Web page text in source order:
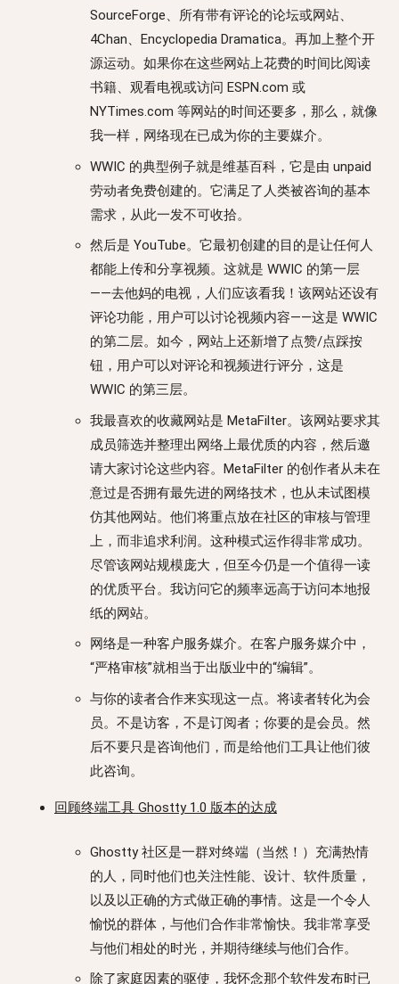
SourceForge、所有带有评论的论坛或网站、
4Chan、Encyclopedia Dramatica。再加上整个开
源运动。如果你在这些网站上花费的时间比阅读
书籍、观看电视或访问 ESPN.com 或
NYTimes.com 等网站的时间还要多，那么，就像
我一样，网络现在已成为你的主要媒介。
WWIC 的典型例子就是维基百科，它是由 unpaid
劳动者免费创建的。它满足了人类被咨询的基本
需求，从此一发不可收拾。
然后是 YouTube。它最初创建的目的是让任何人
都能上传和分享视频。这就是 WWIC 的第一层
——去他妈的电视，人们应该看我！该网站还设有
评论功能，用户可以讨论视频内容——这是 WWIC
的第二层。如今，网站上还新增了点赞/点踩按
钮，用户可以对评论和视频进行评分，这是
WWIC 的第三层。
我最喜欢的收藏网站是 MetaFilter。该网站要求其
成员筛选并整理出网络上最优质的内容，然后邀
请大家讨论这些内容。MetaFilter 的创作者从未在
意过是否拥有最先进的网络技术，也从未试图模
仿其他网站。他们将重点放在社区的审核与管理
上，而非追求利润。这种模式运作得非常成功。
尽管该网站规模庞大，但至今仍是一个值得一读
的优质平台。我访问它的频率远高于访问本地报
纸的网站。
网络是一种客户服务媒介。在客户服务媒介中，
“严格审核”就相当于出版业中的“编辑”。
与你的读者合作来实现这一点。将读者转化为会
员。不是访客，不是订阅者；你要的是会员。然
后不要只是咨询他们，而是给他们工具让他们彼
此咨询。
回顾终端工具 Ghostty 1.0 版本的达成
Ghostty 社区是一群对终端（当然！）充满热情
的人，同时他们也关注性能、设计、软件质量，
以及以正确的方式做正确的事情。这是一个令人
愉悦的群体，与他们合作非常愉快。我非常享受
与他们相处的时光，并期待继续与他们合作。
除了家庭因素的驱使，我怀念那个软件发布时已